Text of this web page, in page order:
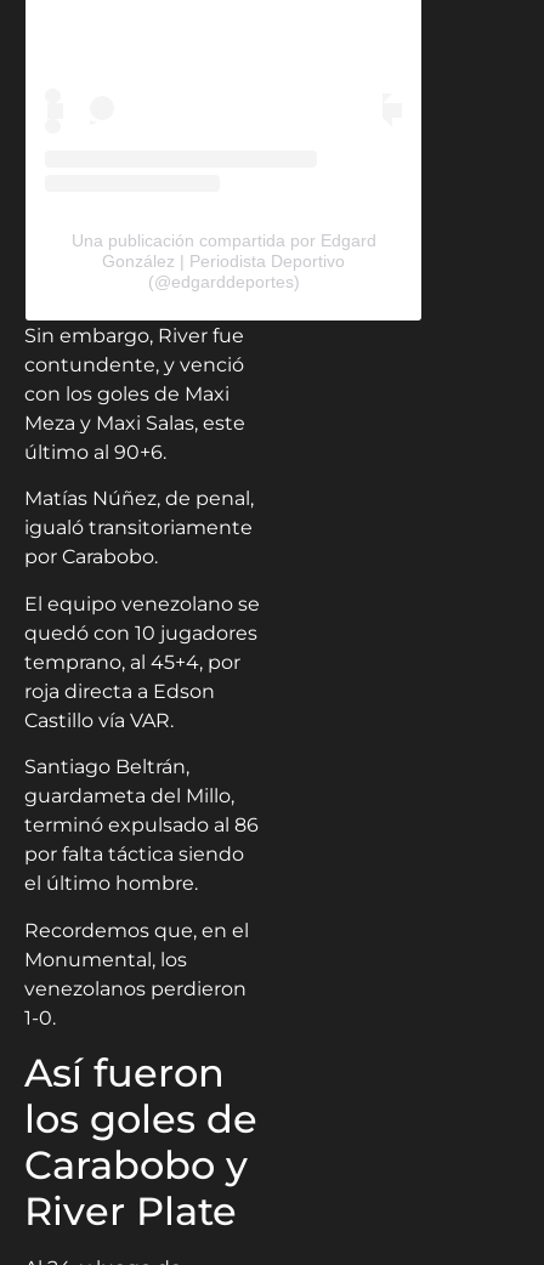
Una publicación compartida por Edgard
González | Periodista Deportivo
(@edgarddeportes)
Sin embargo, River fue
contundente, y venció
con los goles de Maxi
Meza y Maxi Salas, este
último al 90+6.
Matías Núñez, de penal,
igualó transitoriamente
por Carabobo.
El equipo venezolano se
quedó con 10 jugadores
temprano, al 45+4, por
roja directa a Edson
Castillo vía VAR.
Santiago Beltrán,
guardameta del Millo,
terminó expulsado al 86
por falta táctica siendo
el último hombre.
Recordemos que, en el
Monumental, los
venezolanos perdieron
1-0.
Así fueron
los goles de
Carabobo y
River Plate